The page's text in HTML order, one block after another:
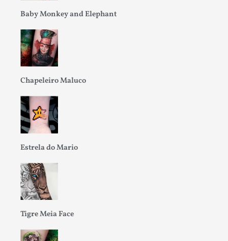
Baby Monkey and Elephant
Chapeleiro Maluco
Estrela do Mario
Tigre Meia Face